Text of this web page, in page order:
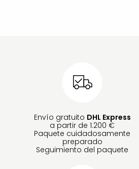
Envío gratuito DHL Express
a partir de 1.200 €
Paquete cuidadosamente
preparado
Seguimiento del paquete